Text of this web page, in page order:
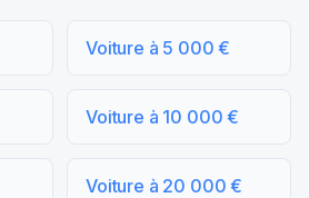
Voiture à 5 000 €
Voiture à 10 000 €
Voiture à 20 000 €